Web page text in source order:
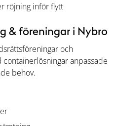
röjning inför flytt
& föreningar i Nybro
och
anpassade
behov.